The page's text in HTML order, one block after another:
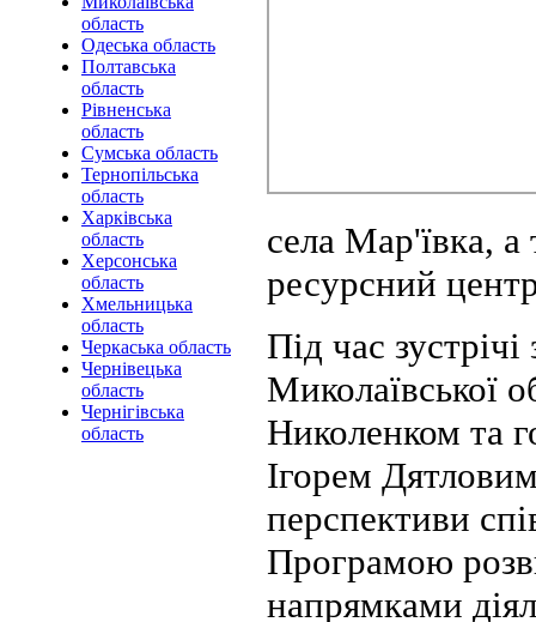
область
Одеська область
Полтавська
область
Рівненська
область
Сумська область
Тернопільська
область
Харківська
область
Херсонська
область
Хмельницька
область
Черкаська область
Чернівецька
область
Чернігівська
область
села Мар'ївка,
ресурсний
Під час
Миколаївської
Николенком та
Ігорем
перспективи
Програмою
напрямками